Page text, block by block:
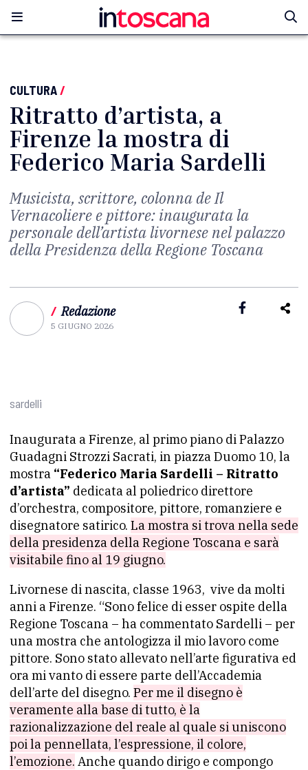
CULTURA/
Ritratto d’artista, a
Firenze la mostra di
Federico Maria Sardelli
Musicista, scrittore, colonna de Il
Vernacoliere e pittore: inaugurata la
personale dell’artista livornese nel palazzo
della Presidenza della Regione Toscana
/ Redazione
5 GIUGNO 2026
sardelli
Inaugurata a Firenze, al primo piano di Palazzo
Guadagni Strozzi Sacrati, in piazza Duomo 10, la
mostra “Federico Maria Sardelli – Ritratto
d’artista” dedicata al poliedrico direttore
d’orchestra, compositore, pittore, romanziere e
disegnatore satirico. La mostra si trova nella sede
della presidenza della Regione Toscana e sarà
visitabile fino al 19 giugno.
Livornese di nascita, classe 1963, vive da molti
anni a Firenze. “Sono felice di esser ospite della
Regione Toscana – ha commentato Sardelli – per
una mostra che antologizza il mio lavoro come
pittore. Sono stato allevato nell’arte figurativa ed
ora mi vanto di essere parte dell’Accademia
dell’arte del disegno. Per me il disegno è
veramente alla base di tutto, è la
razionalizzazione del reale al quale si uniscono
poi la pennellata, l’espressione, il colore,
l’emozione. Anche quando dirigo e compongo